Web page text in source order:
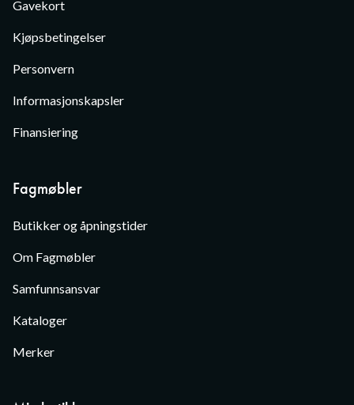
Gavekort
Kjøpsbetingelser
Personvern
Informasjonskapsler
Finansiering
Fagmøbler
Butikker og åpningstider
Om Fagmøbler
Samfunnsansvar
Kataloger
Merker